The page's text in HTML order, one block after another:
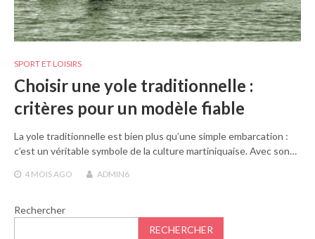
SPORT ET LOISIRS
Choisir une yole traditionnelle :
critères pour un modèle fiable
La yole traditionnelle est bien plus qu’une simple embarcation :
c’est un véritable symbole de la culture martiniquaise. Avec son…
4 MOIS AGO ADMIN6
Rechercher
RECHERCHER